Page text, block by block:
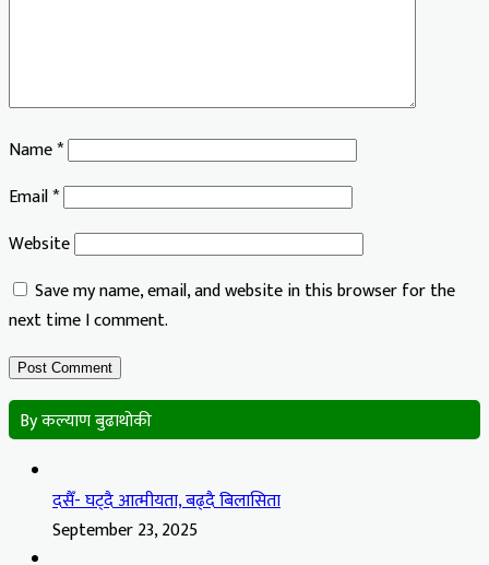
Name*
Email*
Website
Save my name, email, and website in this browser for the
next time I comment.
By कल्याण बुढाथोकी
दसैँ- घट्दै आत्मीयता, बढ्दै बिलासिता
September 23, 2025